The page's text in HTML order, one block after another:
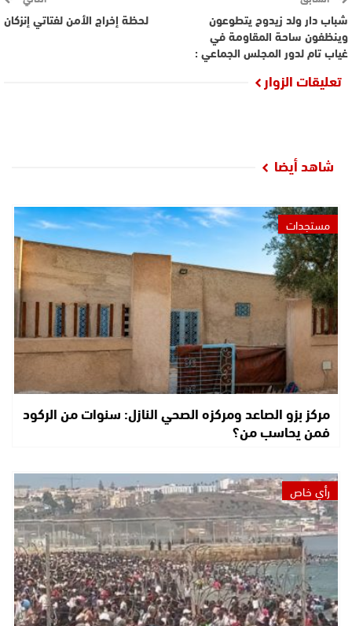
شباب دار ولد زيدوح يتطوعون
وينظفون ساحة المقاومة في
غياب تام لدور المجلس الجماعي :‎
لحظة إخراج الأمن لفتاتي إنزكان
تعليقات الزوار
شاهد أيضا
مستجدات
مركز بزو الصاعد ومركزه الصحي النازل: سنوات من الركود
فمن يحاسب من؟
رأي خاص